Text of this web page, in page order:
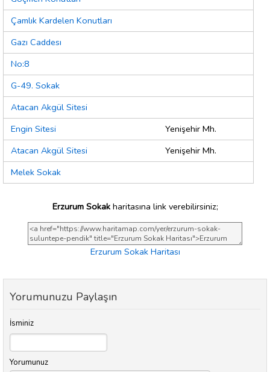
Çamlık Kardelen Konutları
Gazı Caddesı
No:8
G-49. Sokak
Atacan Akgül Sitesi
Engin Sitesi
Yenişehir Mh.
Atacan Akgül Sitesi
Yenişehir Mh.
Melek Sokak
Erzurum Sokakharitasına link verebilirsiniz;
Erzurum Sokak Haritası
Yorumunuzu Paylaşın
İsminiz
Yorumunuz